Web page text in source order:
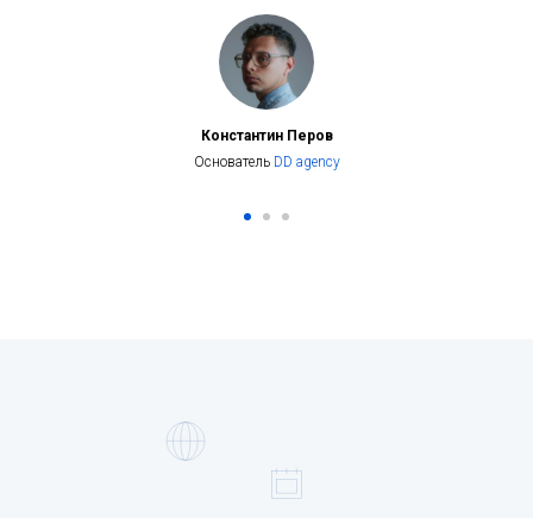
Константин Перов
Основатель DD agency